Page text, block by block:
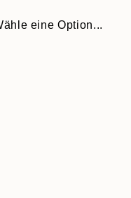
eine Option...